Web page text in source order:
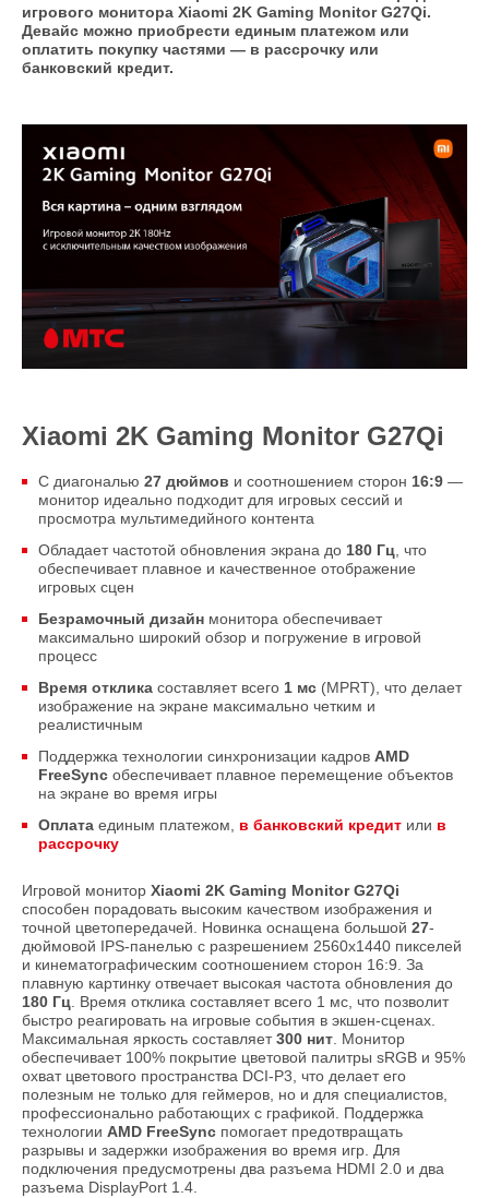
игрового монитора Xiaomi 2K Gaming Monitor G27Qi.
Девайс можно приобрести единым платежом или
оплатить покупку частями — в рассрочку или
банковский кредит.
Xiaomi 2K Gaming Monitor G27Qi
С диагональю 27 дюймов и соотношением сторон 16:9 —
монитор идеально подходит для игровых сессий и
просмотра мультимедийного контента
Обладает частотой обновления экрана до 180 Гц, что
обеспечивает плавное и качественное отображение
игровых сцен
Безрамочный дизайн монитора обеспечивает
максимально широкий обзор и погружение в игровой
процесс
Время отклика составляет всего 1 мс (MPRT), что делает
изображение на экране максимально четким и
реалистичным
Поддержка технологии синхронизации кадров AMD
FreeSync обеспечивает плавное перемещение объектов
на экране во время игры
Оплата единым платежом, в банковский кредит или в
рассрочку
Игровой монитор Xiaomi 2K Gaming Monitor G27Qi
способен порадовать высоким качеством изображения и
точной цветопередачей. Новинка оснащена большой 27-
дюймовой IPS-панелью с разрешением 2560x1440 пикселей
и кинематографическим соотношением сторон 16:9. За
плавную картинку отвечает высокая частота обновления до
180 Гц. Время отклика составляет всего 1 мс, что позволит
быстро реагировать на игровые события в экшен-сценах.
Максимальная яркость составляет300 нит. Монитор
обеспечивает 100% покрытие цветовой палитры sRGB и 95%
охват цветового пространства DCI-P3, что делает его
полезным не только для геймеров, но и для специалистов,
профессионально работающих с графикой. Поддержка
технологии AMD FreeSync помогает предотвращать
разрывы и задержки изображения во время игр. Для
подключения предусмотрены два разъема HDMI 2.0 и два
разъема DisplayPort 1.4.